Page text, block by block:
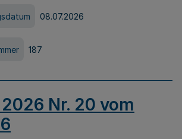
08.07.2026
187
2026 Nr. 20 vom